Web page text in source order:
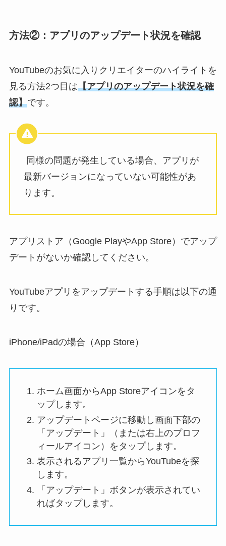
方法②： アプリのアップデート状況を確認
YouTubeのお気に入りクリエイターのハイライトを
見る方法2つ目は【アプリのアップデート状況を確
認】です。
同様の問題が発生している場合、 アプリが
最新バージョンになっていない可能性があ
ります。
アプリストア（Google PlayやApp Store）でアップ
デートがないか確認してください。
YouTubeアプリをアップデートする手順は以下の通
りです。
iPhone/iPadの場合（App Store）
ホーム画面からApp Storeアイコンをタ
ップします。
アップデートページに移動し 画面下部の
「アップデート」（または右上のプロフ
ィールアイコン）をタップします。
表示されるアプリ一覧からYouTubeを探
します。
「 アップデート 」ボタンが表示されてい
ればタップします。